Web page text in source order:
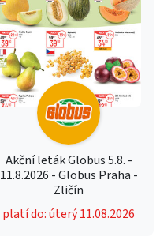
Akční leták Globus 5.8. -
11.8.2026 - Globus Praha -
Zličín
platí do: úterý 11.08.2026